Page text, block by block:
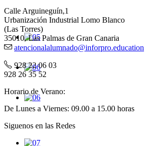
Calle Arguineguín,1
Urbanización Industrial Lomo Blanco
(Las Torres)
35010, Las Palmas de Gran Canaria
atencionalalumnado@inforpro.education
928 22 06 03
928 26 35 52
Horario de Verano:
De Lunes a Viernes: 09.00 a 15.00 horas
Siguenos en las Redes